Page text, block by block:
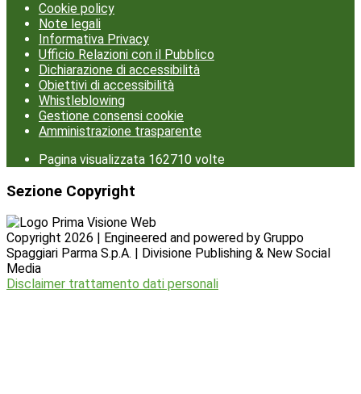
Cookie policy
Note legali
Informativa Privacy
Ufficio Relazioni con il Pubblico
Dichiarazione di accessibilità
Obiettivi di accessibilità
Whistleblowing
Gestione consensi cookie
Amministrazione trasparente
Pagina visualizzata 162710 volte
Sezione Copyright
Copyright 2026 | Engineered and powered by Gruppo
Spaggiari Parma S.p.A. | Divisione Publishing & New Social
Media
Disclaimer trattamento dati personali